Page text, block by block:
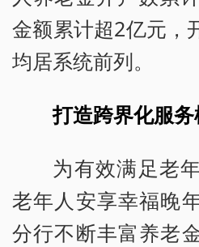
金额累计超2亿元，
均居系统前列。
打造跨界化服
为有效满足老
老年人安享幸福晚
分行不断丰富养老